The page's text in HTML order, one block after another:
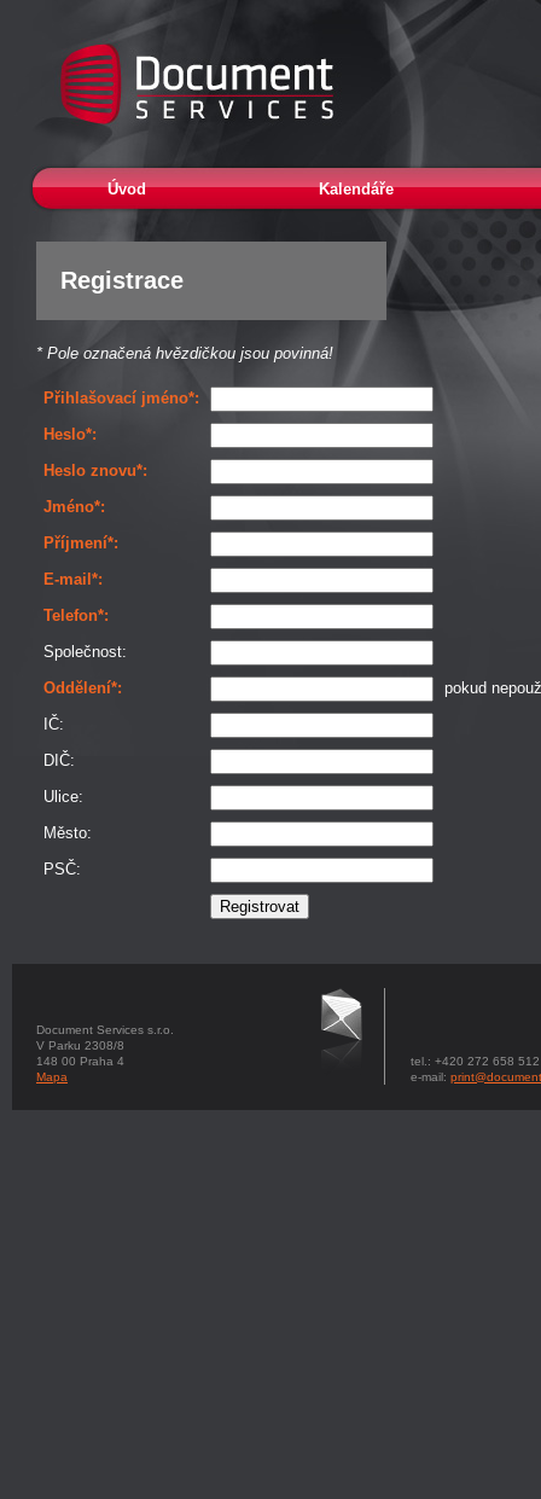
Registrace
* Pole označená hvězdičkou jsou povinná!
Přihlašovací jméno*:
Heslo*:
Heslo znovu*:
Jméno*:
Příjmení*:
E-mail*:
Telefon*:
Společnost:
Oddělení*:
pokud
IČ:
DIČ:
Ulice:
Město:
PSČ:
Úvod Kalendáře
Document Services s.r.o.
V Parku 2308/8
148 00 Praha 4
Mapa
tel.: +420 272 658 512
e-mail: